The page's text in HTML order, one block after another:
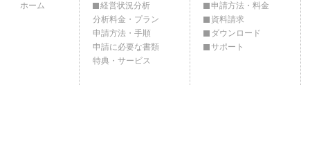
ホーム
経営状況分析
分析料金・プラン
申請方法・手順
申請に必要な書類
特典・サービス
申請方法・料金
資料請求
ダウンロード
サポート